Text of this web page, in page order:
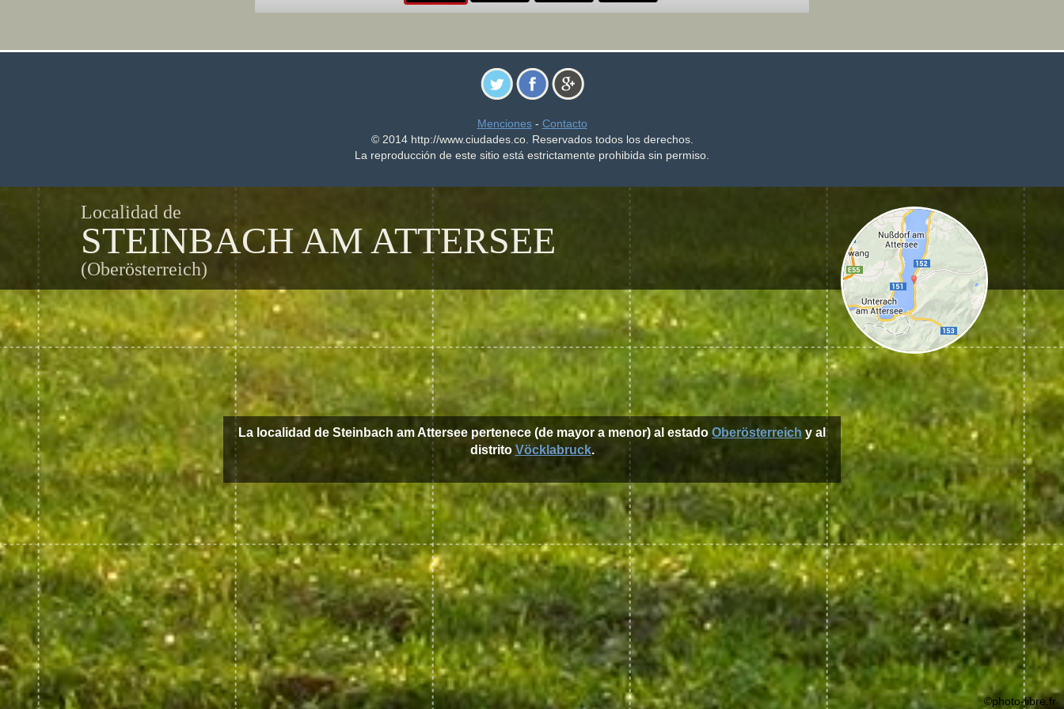
Menciones- Contacto
© 2014 http://www.ciudades.co. Reservados todos los derechos.
La reproducción de este sitio está estrictamente prohibida sin permiso.
Localidad de
STEINBACH AM ATTERSEE
(Oberösterreich)
La localidad de Steinbach am Attersee pertenece (de mayor a menor) al estado Oberösterreich y al
distrito Vöcklabruck.
©photo-libre.fr